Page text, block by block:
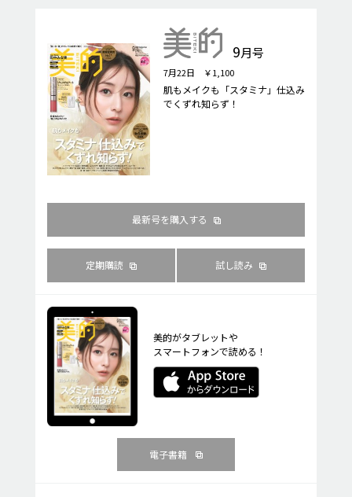
9月号
7月22日 ￥1,100
肌もメイクも「スタミナ」仕込み
でくずれ知らず！
最新号を購入する
定期購読 試し読み
美的がタブレットや
スマートフォンで読める！
電子書籍